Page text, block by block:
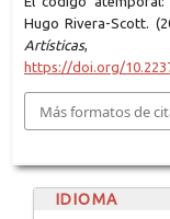
Hugo Rivera-Scott.
Artísticas
https://doi.org/
Más formatos de
IDIOMA